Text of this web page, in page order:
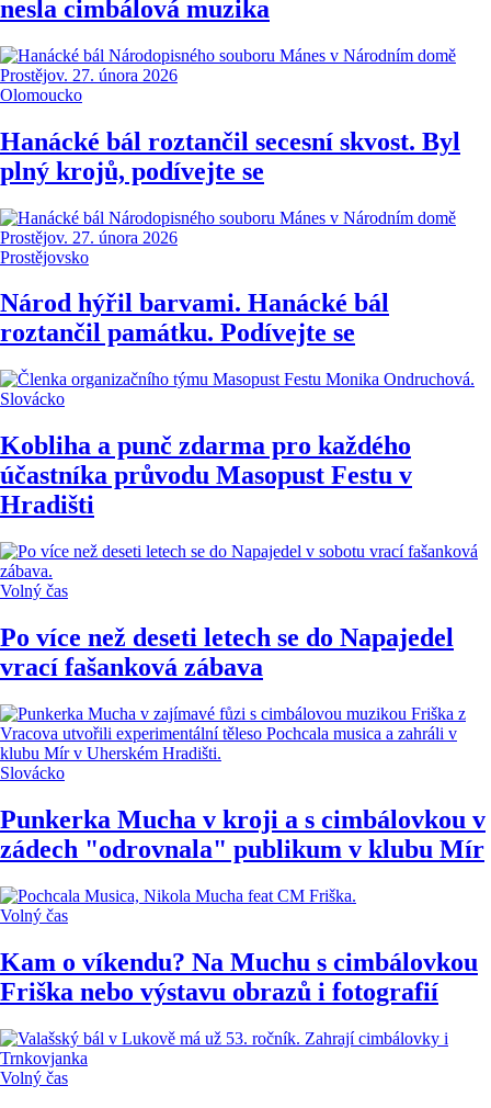
nesla cimbálová muzika
Olomoucko
Hanácké bál roztančil secesní skvost. Byl
plný krojů, podívejte se
Prostějovsko
Národ hýřil barvami. Hanácké bál
roztančil památku. Podívejte se
Slovácko
Kobliha a punč zdarma pro každého
účastníka průvodu Masopust Festu v
Hradišti
Volný čas
Po více než deseti letech se do Napajedel
vrací fašanková zábava
Slovácko
Punkerka Mucha v kroji a s cimbálovkou v
zádech "odrovnala" publikum v klubu Mír
Volný čas
Kam o víkendu? Na Muchu s cimbálovkou
Friška nebo výstavu obrazů i fotografií
Volný čas